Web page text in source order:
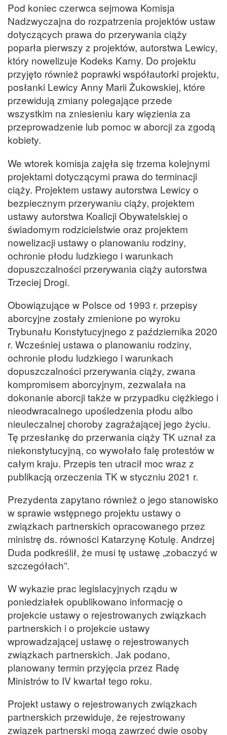
Pod koniec czerwca sejmowa Komisja
Nadzwyczajna do rozpatrzenia projektów ustaw
dotyczących prawa do przerywania ciąży
poparła pierwszy z projektów, autorstwa Lewicy,
który nowelizuje Kodeks Karny. Do projektu
przyjęto również poprawki współautorki projektu,
posłanki Lewicy Anny Marii Żukowskiej, które
przewidują zmiany polegające przede
wszystkim na zniesieniu kary więzienia za
przeprowadzenie lub pomoc w aborcji za zgodą
kobiety.
We wtorek komisja zajęła się trzema kolejnymi
projektami dotyczącymi prawa do terminacji
ciąży. Projektem ustawy autorstwa Lewicy o
bezpiecznym przerywaniu ciąży, projektem
ustawy autorstwa Koalicji Obywatelskiej o
świadomym rodzicielstwie oraz projektem
nowelizacji ustawy o planowaniu rodziny,
ochronie płodu ludzkiego i warunkach
dopuszczalności przerywania ciąży autorstwa
Trzeciej Drogi.
Obowiązujące w Polsce od 1993 r. przepisy
aborcyjne zostały zmienione po wyroku
Trybunału Konstytucyjnego z października 2020
r. Wcześniej ustawa o planowaniu rodziny,
ochronie płodu ludzkiego i warunkach
dopuszczalności przerywania ciąży, zwana
kompromisem aborcyjnym, zezwalała na
dokonanie aborcji także w przypadku ciężkiego i
nieodwracalnego upośledzenia płodu albo
nieuleczalnej choroby zagrażającej jego życiu.
Tę przesłankę do przerwania ciąży TK uznał za
niekonstytucyjną, co wywołało falę protestów w
całym kraju. Przepis ten utracił moc wraz z
publikacją orzeczenia TK w styczniu 2021 r.
Prezydenta zapytano również o jego stanowisko
w sprawie wstępnego projektu ustawy o
związkach partnerskich opracowanego przez
ministrę ds. równości Katarzynę Kotulę. Andrzej
Duda podkreślił, że musi tę ustawę „zobaczyć w
szczegółach”.
W wykazie prac legislacyjnych rządu w
poniedziałek opublikowano informację o
projekcie ustawy o rejestrowanych związkach
partnerskich i o projekcie ustawy
wprowadzającej ustawę o rejestrowanych
związkach partnerskich. Jak podano,
planowany termin przyjęcia przez Radę
Ministrów to IV kwartał tego roku.
Projekt ustawy o rejestrowanych związkach
partnerskich przewiduje, że rejestrowany
związek partnerski mogą zawrzeć dwie osoby